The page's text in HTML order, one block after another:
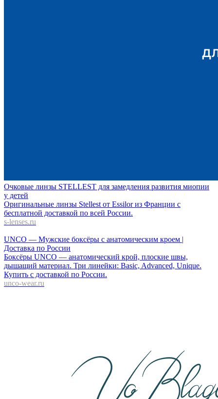
Очковые линзы STELLEST для замедления развития миопии
у детей
Оригинальные линзы Stellest от Essilor из Франции с
бесплатной доставкой по всей России.
s-lenses.ru
UNCO — Мужские боксёры с анатомическим кроем |
Доставка по России
Боксёры UNCO — анатомический крой, плоские швы,
дышащий материал. Три линейки: Basic, Advanced, Unique.
Купить с доставкой по России.
unco-wear.ru